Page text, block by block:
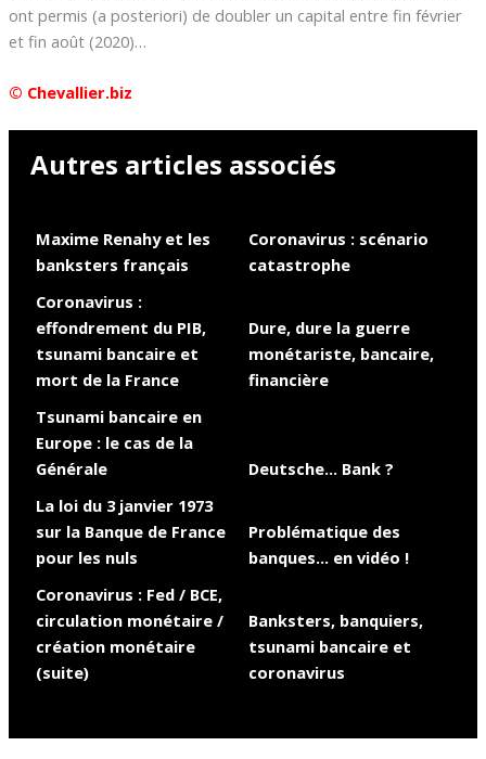
ont permis (a posteriori) de doubler un capital entre fin février
et fin août (2020)…
© Chevallier.biz
Autres articles associés
Maxime Renahy et les
banksters français
Coronavirus : scénario
catastrophe
Coronavirus :
effondrement du PIB,
tsunami bancaire et
mort de la France
Dure, dure la guerre
monétariste, bancaire,
financière
Tsunami bancaire en
Europe : le cas de la
Générale
Deutsche… Bank ?
La loi du 3 janvier 1973
sur la Banque de France
pour les nuls
Problématique des
banques… en vidéo !
Coronavirus : Fed / BCE,
circulation monétaire /
création monétaire
(suite)
Banksters, banquiers,
tsunami bancaire et
coronavirus